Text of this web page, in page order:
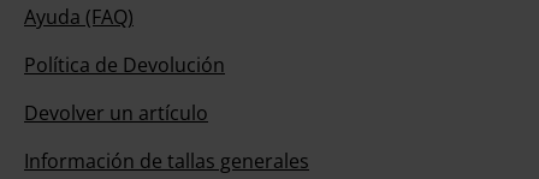
Ayuda (FAQ)
Política de Devolución
Devolver un artículo
Información de tallas generales